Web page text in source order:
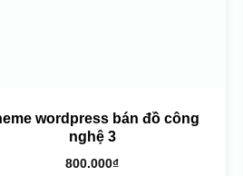
wordpress bán đồ công
nghệ 3
800.000₫